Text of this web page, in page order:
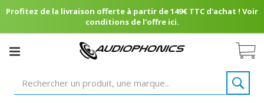
Profitez de la livraison offerte à partir de 149€ TTC d'achat ! Voir
conditions de l'offre ici.